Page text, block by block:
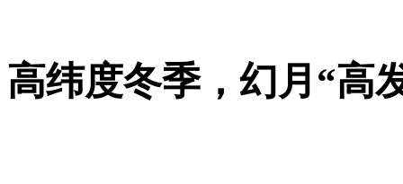
高纬度冬季，幻月“高